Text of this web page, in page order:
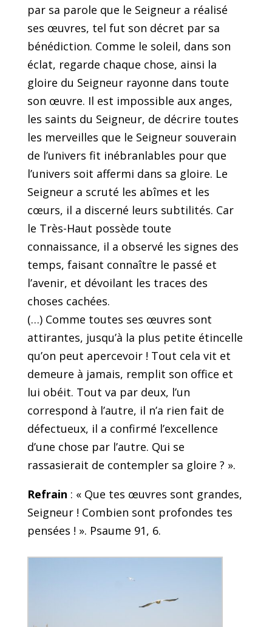
par sa parole que le Seigneur a réalisé
ses œuvres, tel fut son décret par sa
bénédiction. Comme le soleil, dans son
éclat, regarde chaque chose, ainsi la
gloire du Seigneur rayonne dans toute
son œuvre. Il est impossible aux anges,
les saints du Seigneur, de décrire toutes
les merveilles que le Seigneur souverain
de l’univers fit inébranlables pour que
l’univers soit affermi dans sa gloire. Le
Seigneur a scruté les abîmes et les
cœurs, il a discerné leurs subtilités. Car
le Très-Haut possède toute
connaissance, il a observé les signes des
temps, faisant connaître le passé et
l’avenir, et dévoilant les traces des
choses cachées.
(…) Comme toutes ses œuvres sont
attirantes, jusqu’à la plus petite étincelle
qu’on peut apercevoir ! Tout cela vit et
demeure à jamais, remplit son office et
lui obéit. Tout va par deux, l’un
correspond à l’autre, il n’a rien fait de
défectueux, il a confirmé l’excellence
d’une chose par l’autre. Qui se
rassasierait de contempler sa gloire ? ».
Refrain : « Que tes œuvres sont grandes,
Seigneur ! Combien sont profondes tes
pensées ! ». Psaume 91, 6.